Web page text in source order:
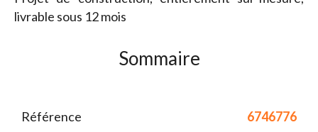
livrable sous 12 mois
Sommaire
Référence 6746776